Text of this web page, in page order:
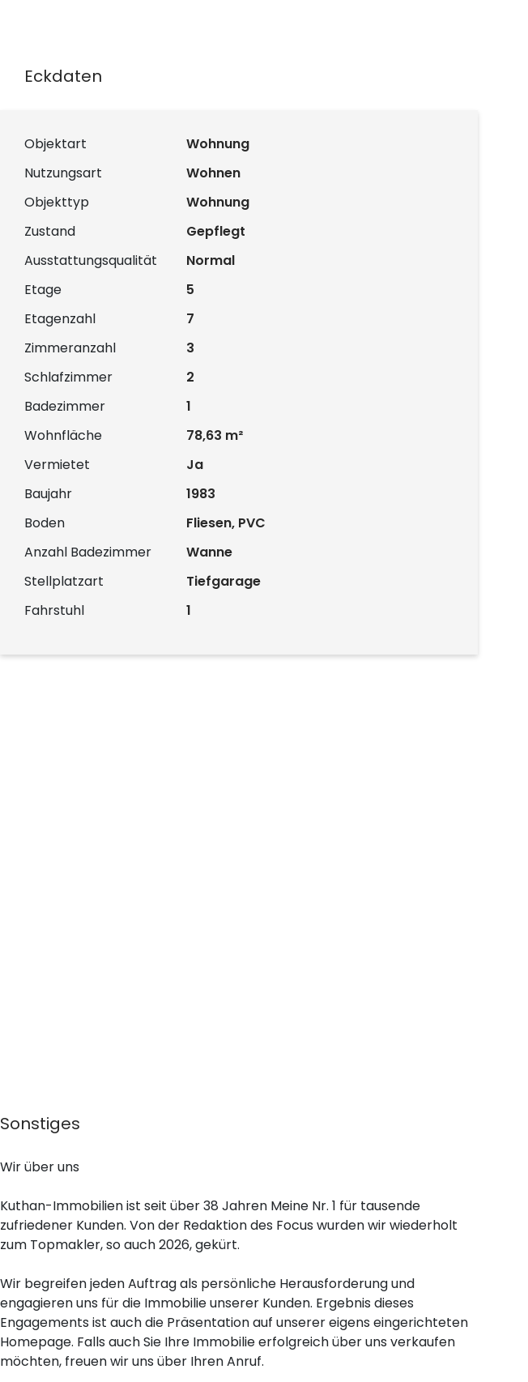
Eckdaten
Objektart
Wohnung
Nutzungsart
Wohnen
Objekttyp
Wohnung
Zustand
Gepflegt
Ausstattungsqualität
Normal
Etage
5
Etagenzahl
7
Zimmeranzahl
3
Schlafzimmer
2
Badezimmer
1
Wohnfläche
78,63 m²
Vermietet
Ja
Baujahr
1983
Boden
Fliesen, PVC
Anzahl Badezimmer
Wanne
Stellplatzart
Tiefgarage
Fahrstuhl
1
Sonstiges
Wir über uns
Kuthan-Immobilien ist seit über 38 Jahren Meine Nr. 1 für tausende
zufriedener Kunden. Von der Redaktion des Focus wurden wir wiederholt
zum Topmakler, so auch 2026, gekürt.
Wir begreifen jeden Auftrag als persönliche Herausforderung und
engagieren uns für die Immobilie unserer Kunden. Ergebnis dieses
Engagements ist auch die Präsentation auf unserer eigens eingerichteten
Homepage. Falls auch Sie Ihre Immobilie erfolgreich über uns verkaufen
möchten, freuen wir uns über Ihren Anruf.